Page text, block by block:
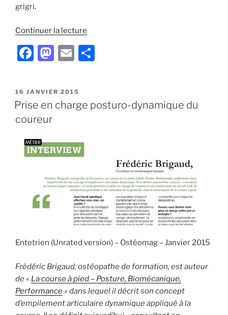
grigri.
Continuer la lecture
!
ou
F
c
e
b
o
o
M
st
o
n
E
ai
l
g
PUBLIÉ
LE
16 JANVIER 2015
Prise en charge posturo-dynamique du
coureur
Entetrien (Unrated version) – Ostéomag – Janvier 2015
Frédéric Brigaud, ostéopathe de formation, est auteur
de « La course à pied – Posture, Biomécanique,
Performance» dans lequel il décrit son concept
d’empilement articulaire dynamique appliqué à la